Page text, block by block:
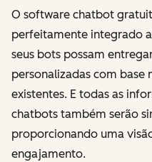
O software chatbot
perfeitamente integrado
seus bots possam
personalizadas com base
existentes. E todas as
chatbots também serão
proporcionando uma
engajamento.